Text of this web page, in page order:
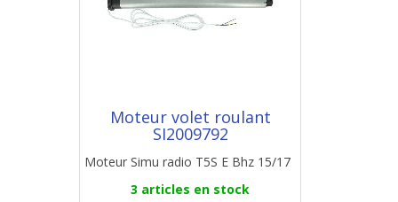
Moteur volet roulant
SI2009792
Moteur Simu radio T5S E Bhz 15/17
3 articles en stock